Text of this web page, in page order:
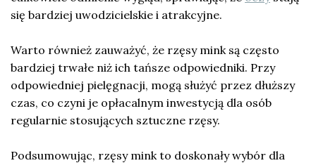
się bardziej uwodzicielskie i atrakcyjne.
Warto również zauważyć, że rzęsy mink są często
bardziej trwałe niż ich tańsze odpowiedniki. Przy
odpowiedniej pielęgnacji, mogą służyć przez dłuższy
czas, co czyni je opłacalnym inwestycją dla osób
regularnie stosujących sztuczne rzęsy.
Podsumowując, rzęsy mink to doskonały wybór dla